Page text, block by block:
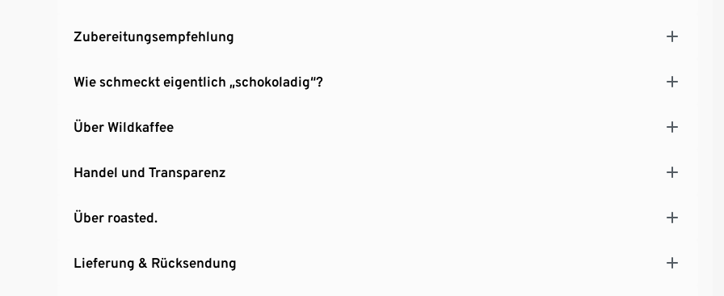
Zubereitungsempfehlung
Wie schmeckt eigentlich „schokoladig“?
Über Wildkaffee
Handel und Transparenz
Über roasted.
Lieferung & Rücksendung